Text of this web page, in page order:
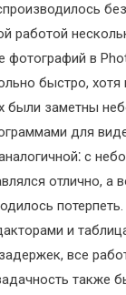
работой
фотографий в
быстро, хотя
были заметны
для
с
отлично, а
и
все
также